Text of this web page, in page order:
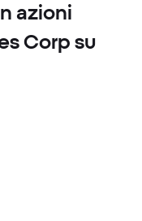
azioni
Corp su